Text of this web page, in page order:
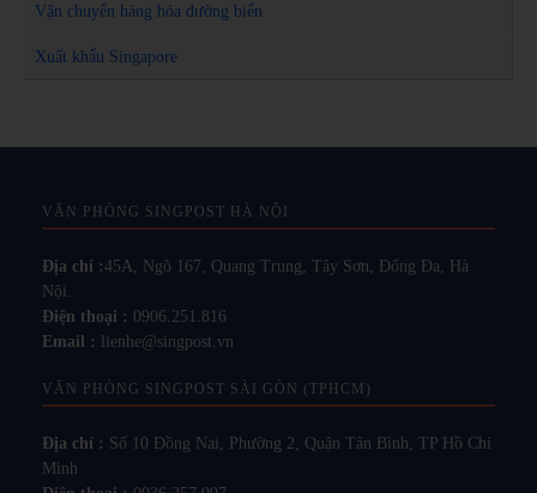
Vận chuyển hàng hóa đường biển
Xuất khẩu Singapore
VĂN PHÒNG SINGPOST HÀ NỘI
Địa chỉ :45A, Ngõ 167, Quang Trung, Tây Sơn, Đống Đa, Hà
Nội.
Điện thoại : 0906.251.816
Email : lienhe@singpost.vn
VĂN PHÒNG SINGPOST SÀI GÒN (TPHCM)
Địa chỉ : Số 10 Đồng Nai, Phường 2, Quận Tân Bình, TP Hồ Chí
Minh